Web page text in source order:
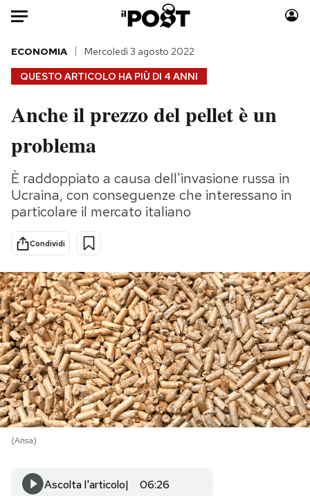
Auto
HOME
Italia
Politica
Tecnologia
Internet
Scienza
Cultura
Economia
Sport
Moda
Storie/Idee
Ok Boomer!
Media
Mondiali calcio 2026
PODCAST
NEWSLETTER
I MIEI PREFERITI
SHOP
QUESTO ARTICOLO HA PIÙ DI 4 ANNI
ECONOMIA Mercoledì 3 agosto 2022
Anche il prezzo del pellet è un
problema
È raddoppiato a causa dell'invasione russa in
Ucraina, con conseguenze che interessano in
particolare il mercato italiano
Condividi
(Ansa)
Ascolta l'articolo 06:26